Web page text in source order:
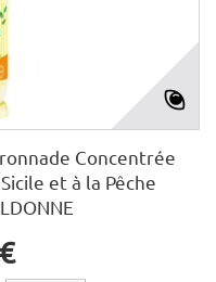
Concentrée
et à la Pêche